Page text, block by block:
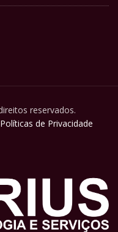
reservados.
Políticas de Privacidade